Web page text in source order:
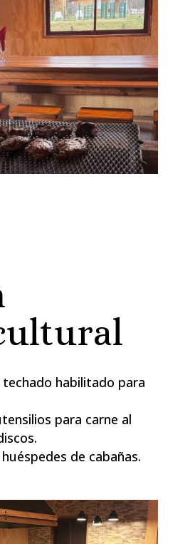
habilitado para
para carne al
de cabañas.